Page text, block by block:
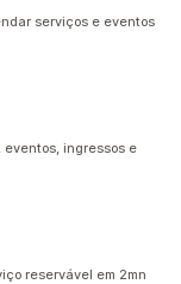
serviços e eventos
ingressos e
reservável em 2mn